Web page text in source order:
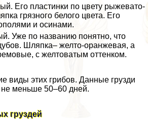
Его пластинки по цвету рыжевато-
грязного белого цвета. Его
и осинами.
Уже по названию понятно, что
Шляпка– желто-оранжевая, а
с желтоватым оттенком.
виды этих грибов. Данные грузди
меньше 50–60 дней.
груздей